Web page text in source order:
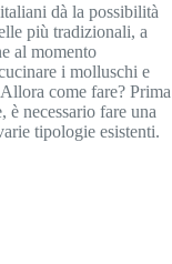
dà la possibilità
più tradizionali, a
al momento
i molluschi e
come fare? Prima
necessario fare una
tipologie esistenti.